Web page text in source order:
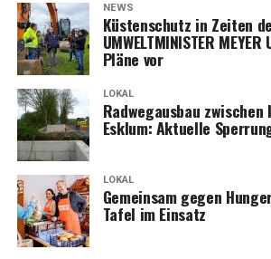
NEWS
Küs­ten­schutz in Zei­ten
UMWELTMINISTER
Plä­ne vor
LOKAL
Rad­weg­aus­bau zwi­schen
Esklum: Aktu­el­le
LOKAL
Gemein­sam gegen
Tafel im Einsatz